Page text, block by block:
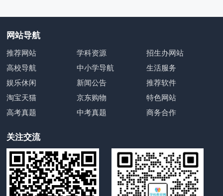
网站导航
推荐网站 学科资源
招生办网站
高校导航
中小学导航
生活服务
娱乐休闲
新闻公告
推荐软件
淘宝天猫
京东购物
特色网站
高考真题
中考真题 商务合作
关注交流